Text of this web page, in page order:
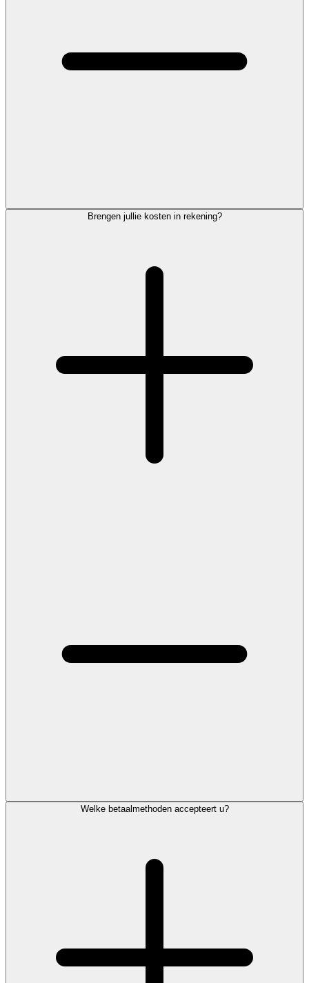
Brengen jullie kosten in rekening?
Welke betaalmethoden accepteert u?